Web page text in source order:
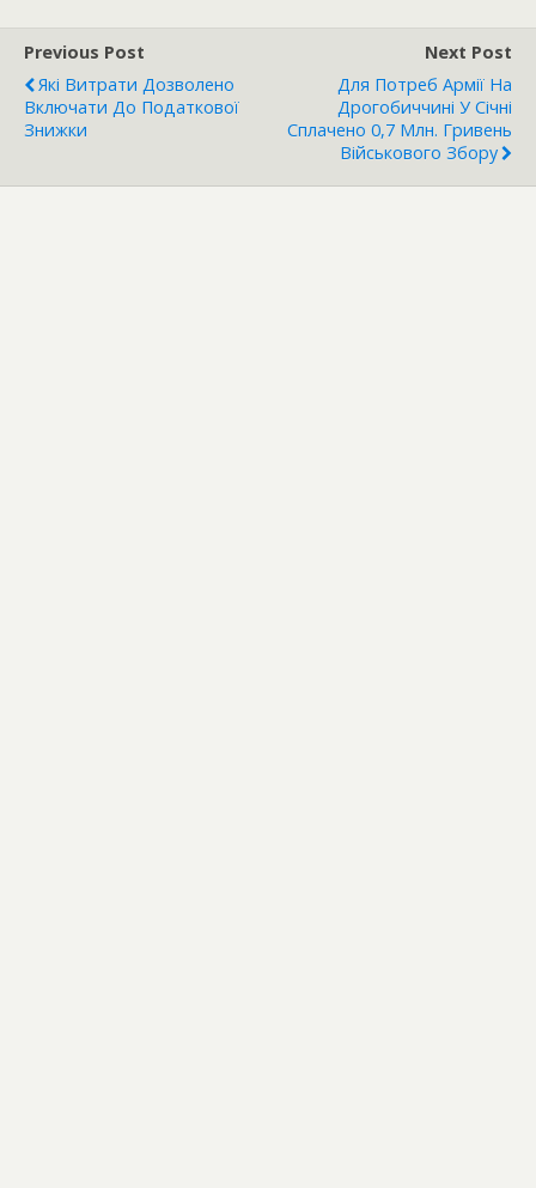
Previous Post
Які Витрати Дозволено
Включати До Податкової
Знижки
Next Post
Для Потреб Армії На
Дрогобиччині У Січні
Сплачено 0,7 Млн. Гривень
Військового Збору